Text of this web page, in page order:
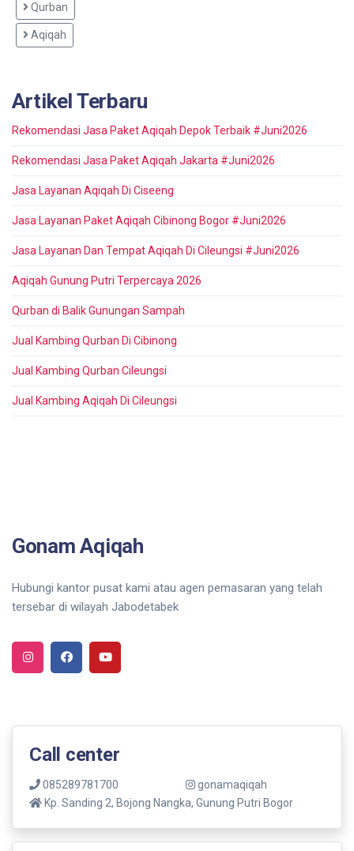
Qurban
Aqiqah
Artikel Terbaru
Rekomendasi Jasa Paket Aqiqah Depok Terbaik #Juni2026
Rekomendasi Jasa Paket Aqiqah Jakarta #Juni2026
Jasa Layanan Aqiqah Di Ciseeng
Jasa Layanan Paket Aqiqah Cibinong Bogor #Juni2026
Jasa Layanan Dan Tempat Aqiqah Di Cileungsi #Juni2026
Aqiqah Gunung Putri Terpercaya 2026
Qurban di Balik Gunungan Sampah
Jual Kambing Qurban Di Cibinong
Jual Kambing Qurban Cileungsi
Jual Kambing Aqiqah Di Cileungsi
Gonam Aqiqah
Hubungi kantor pusat kami atau agen pemasaran yang telah
tersebar di wilayah Jabodetabek
Call center
085289781700
gonamaqiqah
Kp. Sanding 2, Bojong Nangka, Gunung Putri Bogor